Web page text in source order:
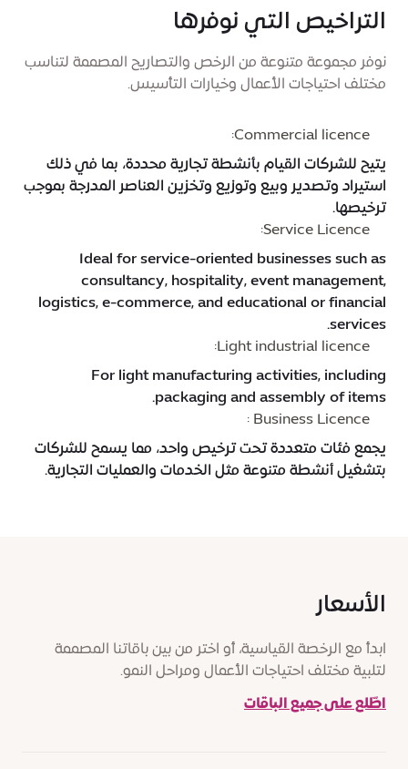
التراخيص التي نوفرها
نوفر مجموعة متنوعة من الرخص والتصاريح المصممة لتناسب
مختلف احتياجات الأعمال وخيارات التأسيس.
Commercial licence:
يتيح للشركات القيام بأنشطة تجارية محددة، بما في ذلك
استيراد وتصدير وبيع وتوزيع وتخزين العناصر المدرجة بموجب
ترخيصها.
Service Licence:
Ideal for service-oriented businesses such as
consultancy, hospitality, event management,
logistics, e-commerce, and educational or financial
services.
Light industrial licence:
For light manufacturing activities, including
packaging and assembly of items.
Business Licence :
يجمع فئات متعددة تحت ترخيص واحد، مما يسمح للشركات
بتشغيل أنشطة متنوعة مثل الخدمات والعمليات التجارية.
الأسعار
ابدأ مع الرخصة القياسية، أو اختر من بين باقاتنا المصممة
لتلبية مختلف احتياجات الأعمال ومراحل النمو.
اطّلع على جميع الباقات